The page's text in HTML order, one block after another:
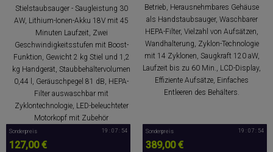
Stielstaubsauger - Saugleistung 30
AW, Lithium-Ionen-Akku 18V mit 45
Minuten Laufzeit, Zwei
Geschwindigkeitsstufen mit Boost-
Funktion, Gewicht 2 kg Stiel und 1,2
kg Handgerät, Staubbehältervolumen
0,44 l, Geräuschpegel 81 dB, HEPA-
Filter auswaschbar mit
Zyklontechnologie, LED-beleuchteter
Motorkopf mit Zubehör
Sonderpreis
127,00 €
19 : 07 : 53
Betrieb, Herausnehmbares Gehäuse
als Handstaubsauger, Waschbarer
HEPA-Filter, Vielzahl von Aufsätzen,
Wandhalterung, Zyklon-Technologie
mit 14 Zyklonen, Saugkraft 120 aW,
Laufzeit bis zu 60 Min., LCD-Display,
Effiziente Aufsätze, Einfaches
Entleeren des Behälters.
Sonderpreis
389,00 €
19 : 07 : 53